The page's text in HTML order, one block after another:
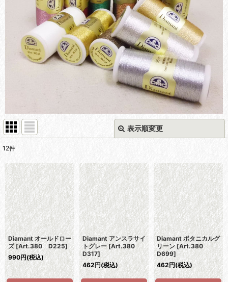
表示順変更
並び順 :
絞り込む
12件
Diamant オールドロー
ズ [Art.380 D225]
990円(税込)
Diamant アンスラサイ
トグレー [Art.380
D317]
462円(税込)
Diamant ボタニカルグ
リーン [Art.380
D699]
462円(税込)